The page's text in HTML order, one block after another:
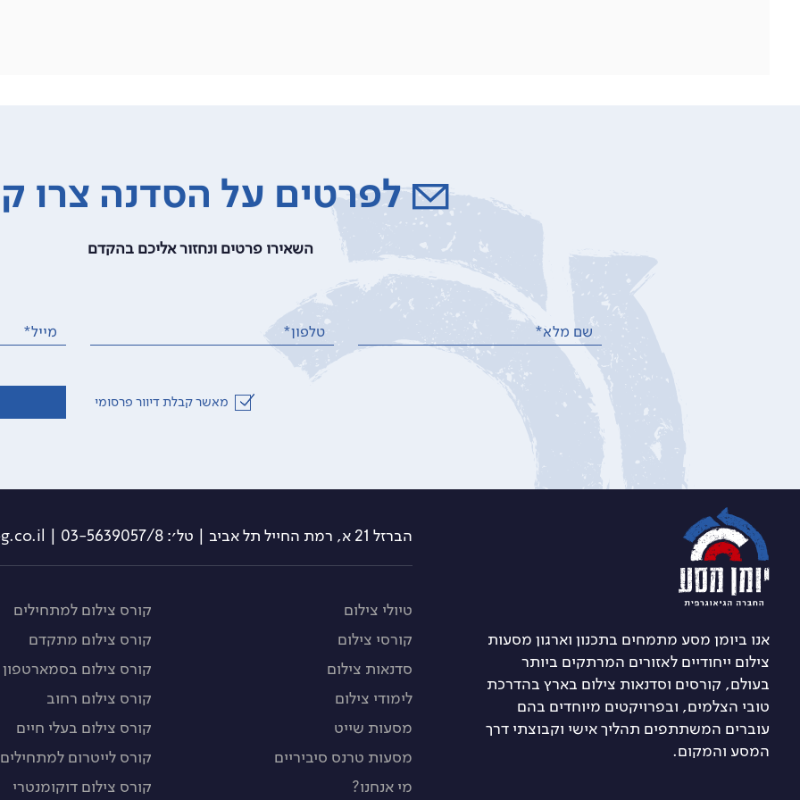
לפרטים על הסדנה צרו
השאירו פרטים ונחזור אליכם בהקדם
שם מלא* טלפון* מייל*
מאשר קבלת דיוור פרסומי
אנו ביומן מסע מתמחים בתכנון וארגון מסעות
צילום ייחודיים לאזורים המרתקים ביותר
בעולם, קורסים וסדנאות צילום בארץ בהדרכת
טובי הצלמים, ובפרויקטים מיוחדים בהם
עוברים המשתתפים תהליך אישי וקבוצתי דרך
המסע והמקום.
הברזל 21 א, רמת החייל תל אביב | טל׳: 03-5639057/8 | info@travelog.co.il
טיולי צילום
קורסי צילום
סדנאות צילום
לימודי צילום
מסעות שייט
מסעות טרנס סיביריים
מי אנחנו?
קורס צילום למתחילים
קורס צילום מתקדם
קורס צילום בסמארטפון
קורס צילום רחוב
קורס צילום בעלי חיים
קורס לייטרום למתחילים
קורס צילום דוקומנטרי